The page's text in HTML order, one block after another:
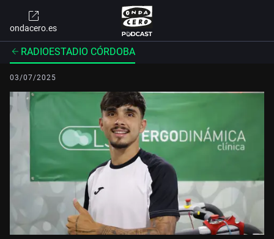
ondacero.es
RADIOESTADIO CÓRDOBA
03/07/2025